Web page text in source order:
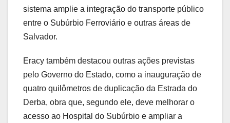
sistema amplie a integração do transporte público
entre o Subúrbio Ferroviário e outras áreas de
Salvador.
Eracy também destacou outras ações previstas
pelo Governo do Estado, como a inauguração de
quatro quilômetros de duplicação da Estrada do
Derba, obra que, segundo ele, deve melhorar o
acesso ao Hospital do Subúrbio e ampliar a